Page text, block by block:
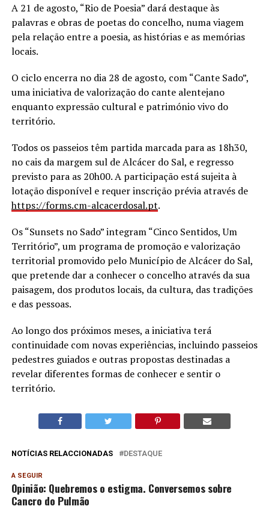
A 21 de agosto, “Rio de Poesia” dará destaque às
palavras e obras de poetas do concelho, numa viagem
pela relação entre a poesia, as histórias e as memórias
locais.
O ciclo encerra no dia 28 de agosto, com “Cante Sado”,
uma iniciativa de valorização do cante alentejano
enquanto expressão cultural e património vivo do
território.
Todos os passeios têm partida marcada para as 18h30,
no cais da margem sul de Alcácer do Sal, e regresso
previsto para as 20h00. A participação está sujeita à
lotação disponível e requer inscrição prévia através de
https://forms.cm-alcacerdosal.pt.
Os “Sunsets no Sado” integram “Cinco Sentidos, Um
Território”, um programa de promoção e valorização
territorial promovido pelo Município de Alcácer do Sal,
que pretende dar a conhecer o concelho através da sua
paisagem, dos produtos locais, da cultura, das tradições
e das pessoas.
Ao longo dos próximos meses, a iniciativa terá
continuidade com novas experiências, incluindo passeios
pedestres guiados e outras propostas destinadas a
revelar diferentes formas de conhecer e sentir o
território.
NOTÍCIAS RELACCIONADAS DESTAQUE
A SEGUIR
Opinião: Quebremos o estigma. Conversemos sobre
Cancro do Pulmão